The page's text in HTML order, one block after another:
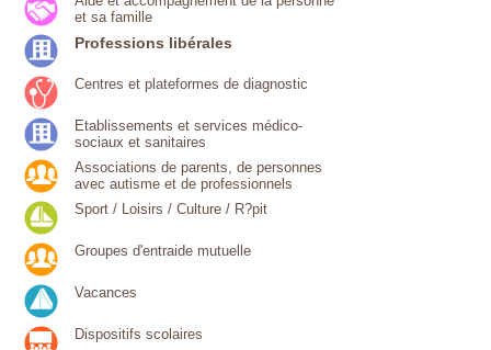
et sa famille
Professions libérales
Centres et plateformes de diagnostic
Etablissements et services médico-
sociaux et sanitaires
Associations de parents, de personnes
avec autisme et de professionnels
Sport / Loisirs / Culture / R?pit
Groupes d'entraide mutuelle
Vacances
Dispositifs scolaires